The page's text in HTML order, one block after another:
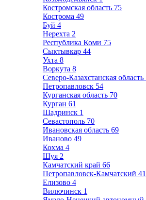
Костромская область 75
Кострома 49
Буй 4
Нерехта 2
Республика Коми 75
Сыктывкар 44
Ухта 8
Воркута 8
Северо-Казахстанская область
Петропавловск 54
Курганская область 70
Курган 61
Шадринск 1
Севастополь 70
Ивановская область 69
Иваново 49
Кохма 4
Шуя 2
Камчатский край 66
Петропавловск-Камчатский 41
Елизово 4
Вилючинск 1